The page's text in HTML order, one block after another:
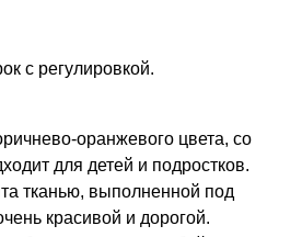
с регулировкой.
оранжевого цвета, со
для детей и подростков.
тканью, выполненной под
красивой и дорогой.